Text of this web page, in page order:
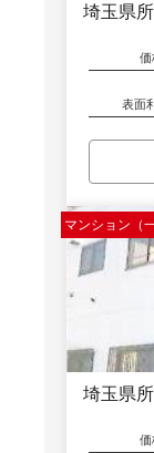
埼玉県
表面
マンション（
埼玉県